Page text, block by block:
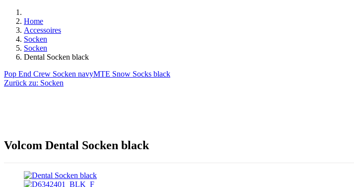
Home
Accessoires
Socken
Socken
Dental Socken black
Pop End Crew Socken navyMTE Snow Socks black
Zurück zu: Socken
Volcom Dental Socken black